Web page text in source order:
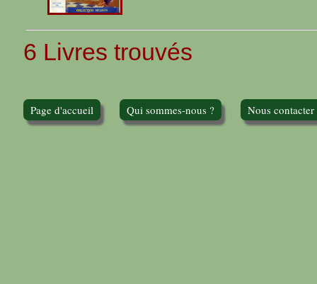
6 Livres trouvés
Page d'accueil Qui sommes-nous ? Nous contacter